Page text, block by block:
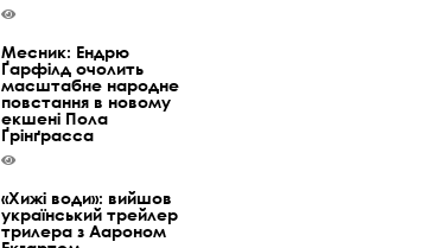
Месник: Ендрю
Ґарфілд очолить
масштабне народне
повстання в новому
екшені Пола
Ґрінґрасса
«Хижі води»: вийшов
український трейлер
трилера з Аароном